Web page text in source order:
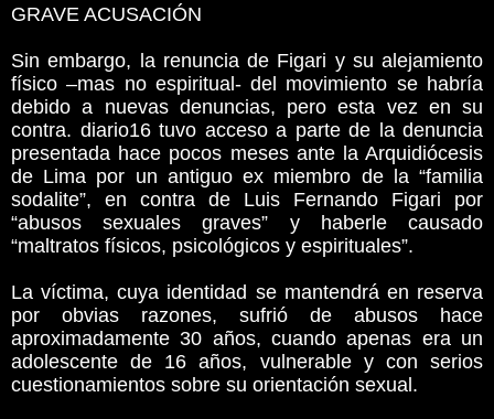
GRAVE ACUSACIÓN
Sin embargo, la renuncia de Figari y su alejamiento
físico –mas no espiritual- del movimiento se habría
debido a nuevas denuncias, pero esta vez en su
contra. diario16 tuvo acceso a parte de la denuncia
presentada hace pocos meses ante la Arquidiócesis
de Lima por un antiguo ex miembro de la “familia
sodalite”, en contra de Luis Fernando Figari por
“abusos sexuales graves” y haberle causado
“maltratos físicos, psicológicos y espirituales”.
La víctima, cuya identidad se mantendrá en reserva
por obvias razones, sufrió de abusos hace
aproximadamente 30 años, cuando apenas era un
adolescente de 16 años, vulnerable y con serios
cuestionamientos sobre su orientación sexual.